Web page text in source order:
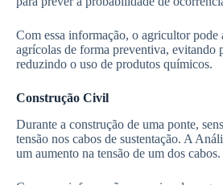
Com essa informação, o agricultor pode
agrícolas de forma preventiva, evitando
reduzindo o uso de produtos químicos.
Construção Civil
Durante a construção de uma ponte,
tensão nos cabos de sustentação. A
um aumento na tensão de um dos cabos.